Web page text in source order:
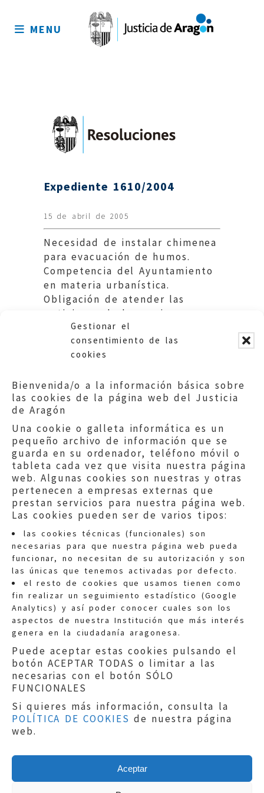
Gestionar el
consentimiento de las
cookies
Bienvenida/o a la información básica sobre
las cookies de la página web del Justicia
de Aragón
Una cookie o galleta informática es un
pequeño archivo de información que se
guarda en su ordenador, teléfono móvil o
tableta cada vez que visita nuestra página
web. Algunas cookies son nuestras y otras
pertenecen a empresas externas que
prestan servicios para nuestra página web.
Las cookies pueden ser de varios tipos:
las cookies técnicas (funcionales) son
necesarias para que nuestra página web pueda
funcionar, no necesitan de su autorización y son
las únicas que tenemos activadas por defecto.
el resto de cookies que usamos tienen como
fin realizar un seguimiento estadístico (Google
Analytics) y así poder conocer cuales son los
aspectos de nuestra Institución que más interés
genera en la ciudadanía aragonesa.
Puede aceptar estas cookies pulsando el
botón ACEPTAR TODAS o limitar a las
necesarias con el botón SÓLO
FUNCIONALES
Si quieres más información, consulta la
POLÍTICA DE COOKIES de nuestra página
web.
Aceptar
sitio
MENU
Expediente 1610/2004
15 de abril de 2005
Necesidad de instalar chimenea
para evacuación de humos.
Competencia del Ayuntamiento
en materia urbanística.
Obligación de atender las
peticiones de los vecinos.
Ayuntamiento de Tarazona
Quejas:quejas@eljusticiadearagon.es
Información general:
informacion@eljusticiadearagon.es
Teléfonos:900 210 210/
Aviso legal|Política de privacidad|
Protección de Datos
Política de cookies
Copyright © 2019El Justicia de Aragón|